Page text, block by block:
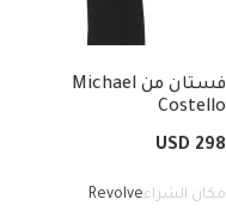
فستان من Michael
Costello
298 USD
مكان الشراءRevolve